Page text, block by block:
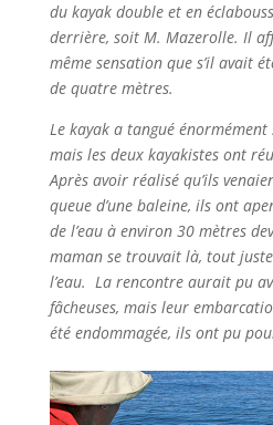
du kayak double et en
derrière, soit M. Mazerolle. Il
même sensation que s’il avait
de quatre mètres.
Le kayak a tangué
mais les deux kayakistes ont
Après avoir réalisé qu’ils
queue d’une baleine, ils ont
de l’eau à environ 30 mètres
maman se trouvait là, tout
l’eau. La rencontre aurait pu
fâcheuses, mais leur
été endommagée, ils ont pu